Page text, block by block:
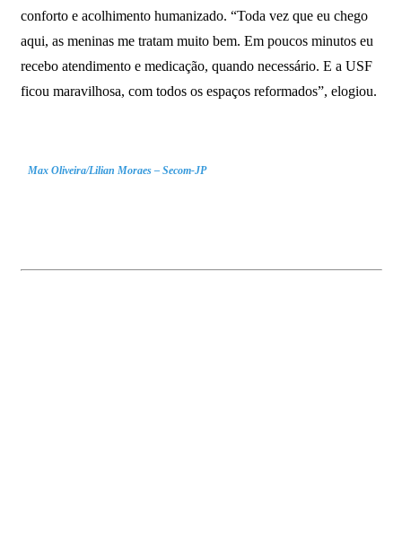
conforto e acolhimento humanizado. “Toda vez que eu chego
aqui, as meninas me tratam muito bem. Em poucos minutos eu
recebo atendimento e medicação, quando necessário. E a USF
ficou maravilhosa, com todos os espaços reformados”, elogiou.
Max Oliveira/Lilian Moraes – Secom-JP